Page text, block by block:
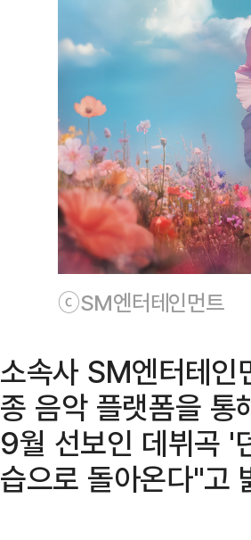
ⓒSM엔터테인먼트
소속사 SM엔터테
종 음악 플랫폼을 통
9월 선보인 데뷔곡 '
습으로 돌아온다"고